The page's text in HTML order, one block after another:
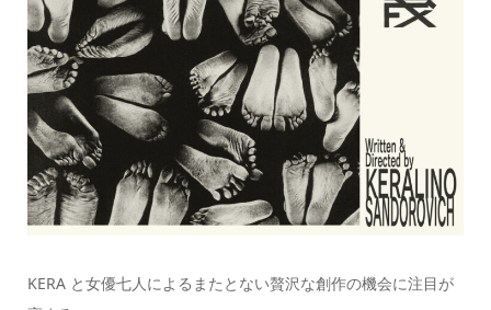
KERA と女優七人によるまたとない贅沢な創作の機会に注目が